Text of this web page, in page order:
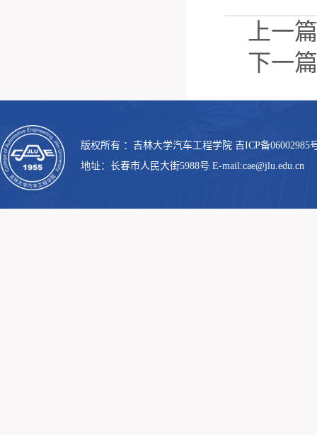
上一
下一
版权所有 ：吉林大学汽车工程学院 吉ICP备06002985
地址：长春市人民大街5988号 E-mail:cae@jlu.edu.cn